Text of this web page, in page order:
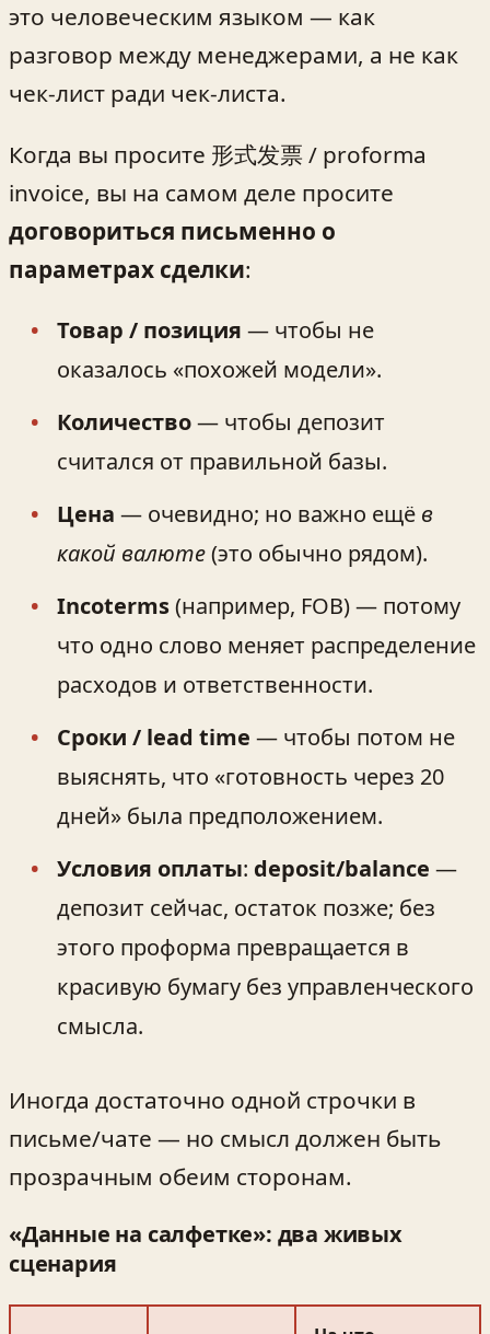
это человеческим языком — как
разговор между менеджерами, а не как
чек-лист ради чек-листа.
Когда вы просите 形式发票 / proforma
invoice, вы на самом деле просите
договориться письменно о
параметрах сделки:
Товар / позиция — чтобы не
оказалось «похожей модели».
Количество— чтобы депозит
считался от правильной базы.
Цена — очевидно; но важно ещё в
какой валюте(это обычно рядом).
Incoterms(например, FOB) — потому
что одно слово меняет распределение
расходов и ответственности.
Сроки / lead time — чтобы потом не
выяснять, что «готовность через 20
дней» была предположением.
Условия оплаты: deposit/balance —
депозит сейчас, остаток позже; без
этого проформа превращается в
красивую бумагу без управленческого
смысла.
Иногда достаточно одной строчки в
письме/чате — но смысл должен быть
прозрачным обеим сторонам.
«Данные на салфетке»: два живых
сценария